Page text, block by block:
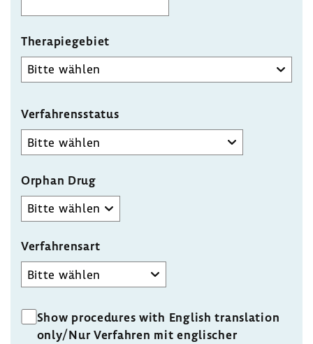
Thera­pie­ge­biet
Gruppe
Verfahrensstatus
Orphan Drug
Verfahrensart
Show procedures with English translation
only/Nur Verfahren mit englischer